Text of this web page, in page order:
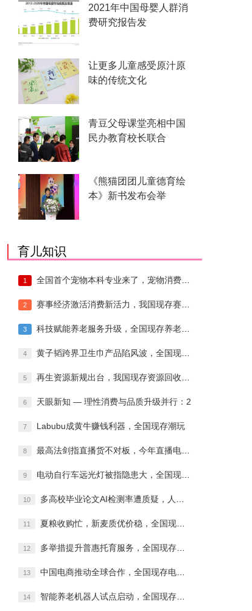
2021年中国母婴人群消
费研究报告发
让更多儿童感受原汁原
味的传统文化
青豆父母课堂亮相中国
民办教育校长联合
《熊猫团团儿童德育绘
本》新书发布会举
育儿知识
1 全国首个宠物本科专业来了，宠物消费市场人
2 赛事经济激活消费新活力，我国现存赛事经济
3 科技赋能养老服务升级，全国现存养老相关企
4 黄子韬跨界卫生巾产品陷风波，全国现存卫生
5 再生资源新规出台，我国现存资源回收相关企
6 天眼新知 — 理性消费与品质升级并行：2
7 Labubu成黄牛赚钱利器，全国现存潮玩
8 最高法剑指直播货不对板，今年直播电商相关
9 电动自行车远光灯被指隐患大，全国现存电动
10 多高校毕业论文AI检测率遭质疑，人工智能
11 夏粮收购忙，新麦质优价稳，全国现存粮食相
12 多举措提升普惠托育服务，全国现存托育相关
13 中国电商推动全球合作，全国现存电商相关企
14 智能养老机器人试点启动，全国现存机器人相